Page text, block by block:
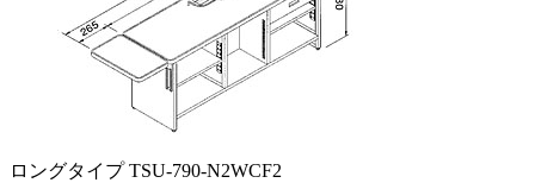
ロングタイプ TSU-790-N2WCF2